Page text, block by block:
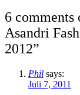
6 comments
Asandri
2012”
Phil says:
Juli 7, 2011